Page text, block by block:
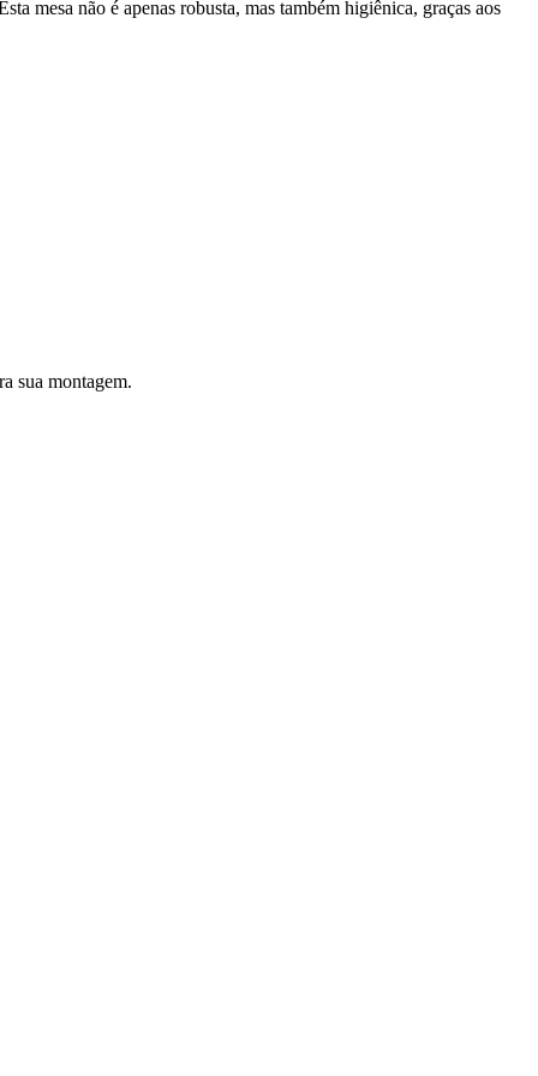
mesa não é apenas robusta, mas também higiênica, graças aos
sua montagem.